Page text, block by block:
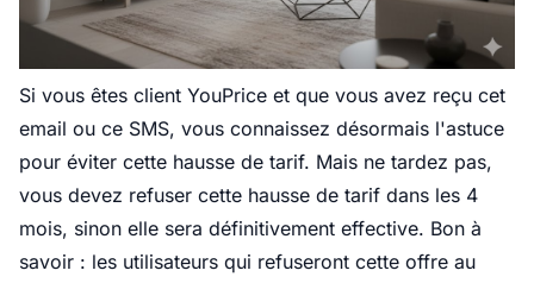
Si vous êtes client YouPrice et que vous avez reçu cet
email ou ce SMS, vous connaissez désormais l'astuce
pour éviter cette hausse de tarif. Mais ne tardez pas,
vous devez refuser cette hausse de tarif dans les 4
mois, sinon elle sera définitivement effective. Bon à
savoir : les utilisateurs qui refuseront cette offre au